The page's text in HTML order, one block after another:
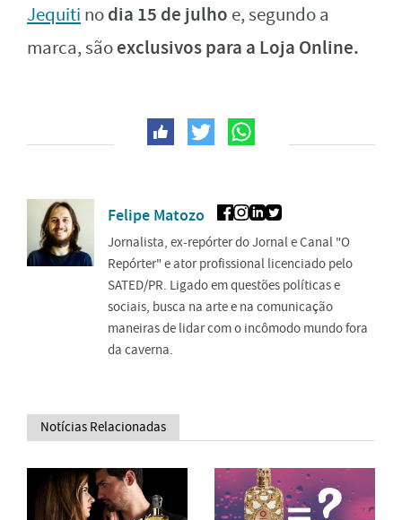
Jequiti nodia 15 de julho e, segundo a
marca, sãoexclusivos para a Loja Online.
Felipe Matozo
Jornalista, ex-repórter do Jornal e Canal "O
Repórter" e ator profissional licenciado pelo
SATED/PR. Ligado em questões políticas e
sociais, busca na arte e na comunicação
maneiras de lidar com o incômodo mundo fora
da caverna.
Notícias Relacionadas